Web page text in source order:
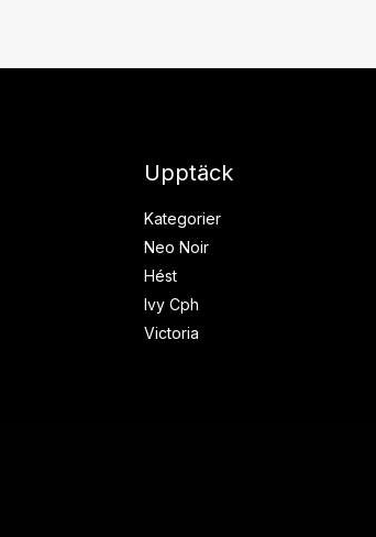
Upptäck
Kategorier
Neo Noir
Hést
Ivy Cph
Victoria